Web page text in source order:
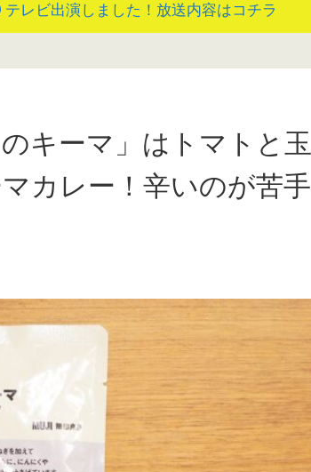
テレビ出演しました！放送内容はコチラ
キーマ」はトマトと玉
カレー！辛いのが苦手